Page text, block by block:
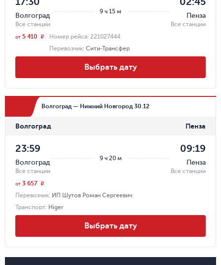
9 ч 15 м
Волгоград
Все станции
Пенза
Все станции
Номер рейса: 221027444
Перевозчик: Сити-Трансфер
от 5 410 r
Выбрать дату
Волгоград — Нижний Новгород 30.12
Волгоград Пенза
9 ч 20 м
23:59
Волгоград
Все станции
09:19
Пенза
Все станции
Перевозчик: ИП Шутов Роман Сергеевич
Транспорт: Higer
от 3 657 r
Выбрать дату